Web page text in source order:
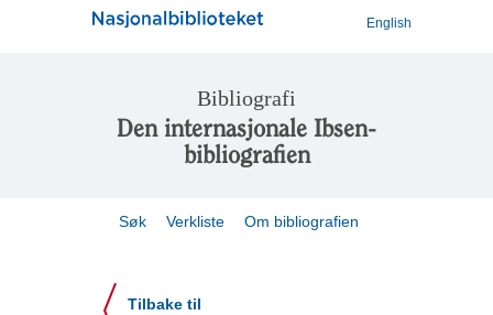
English
Bibliografi
Den internasjonale Ibsen-
bibliografien
Søk Verkliste Om bibliografien
Tilbake til